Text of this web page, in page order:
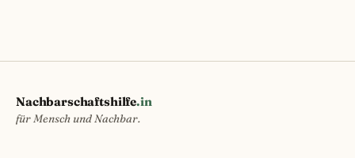
Nachbarschaftshilfe.in
für Mensch und Nachbar.